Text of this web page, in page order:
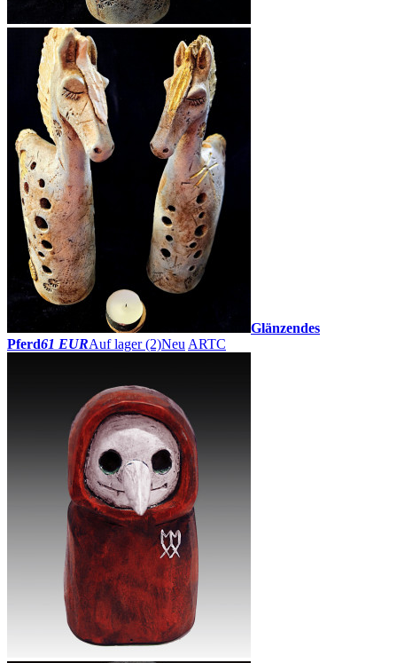
Glänzendes
Pferd61 EURAuf lager (2)Neu ARTC